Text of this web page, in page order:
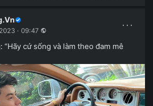
· 09:47 ···
“Hãy cứ sống và làm theo đam mê